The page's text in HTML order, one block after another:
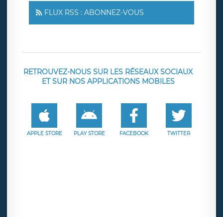
FLUX RSS : ABONNEZ-VOUS
RETROUVEZ-NOUS SUR LES RÉSEAUX SOCIAUX
ET SUR NOS APPLICATIONS MOBILES
APPLE STORE PLAY STORE FACEBOOK TWITTER